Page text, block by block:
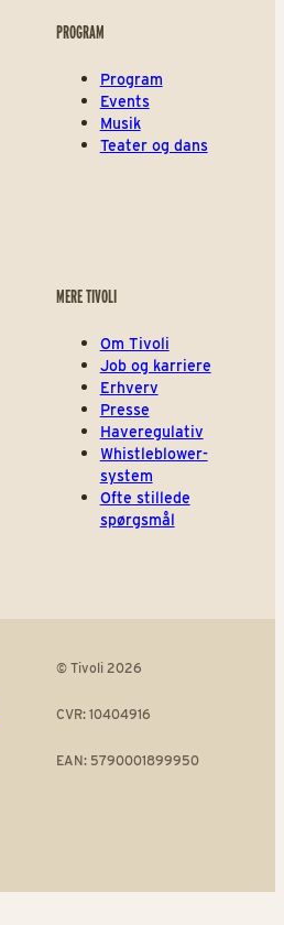
PROGRAM
Program
Events
Musik
Teater og dans
MERE TIVOLI
Om Tivoli
Job og karriere
Erhverv
Presse
Haveregulativ
Whistleblower-
system
Ofte stillede
spørgsmål
© Tivoli 2026
CVR: 10404916
EAN: 5790001899950